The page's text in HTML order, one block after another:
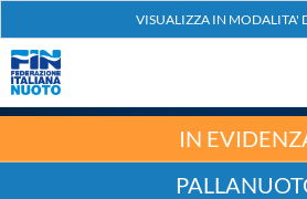
Nuoto
IN